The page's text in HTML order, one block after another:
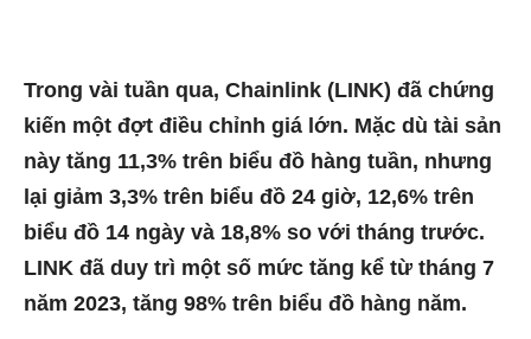
Trong vài tuần qua, Chainlink (LINK) đã chứng
kiến ​​một đợt điều chỉnh giá lớn. Mặc dù tài sản
này tăng 11,3% trên biểu đồ hàng tuần, nhưng
lại giảm 3,3% trên biểu đồ 24 giờ, 12,6% trên
biểu đồ 14 ngày và 18,8% so với tháng trước.
LINK đã duy trì một số mức tăng kể từ tháng 7
năm 2023, tăng 98% trên biểu đồ hàng năm.